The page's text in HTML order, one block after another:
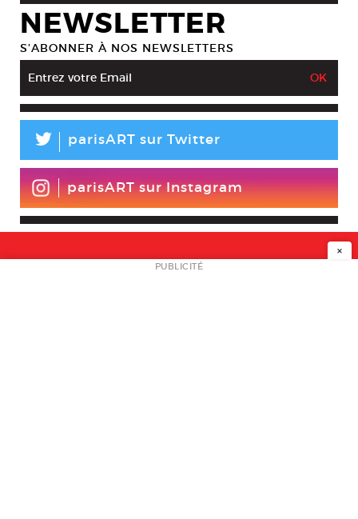
NEWSLETTER
S’ABONNER À NOS NEWSLETTERS
L parisART sur Twitter
parisART sur Instagram
NEWSLETTER
×
PUBLICITÉ